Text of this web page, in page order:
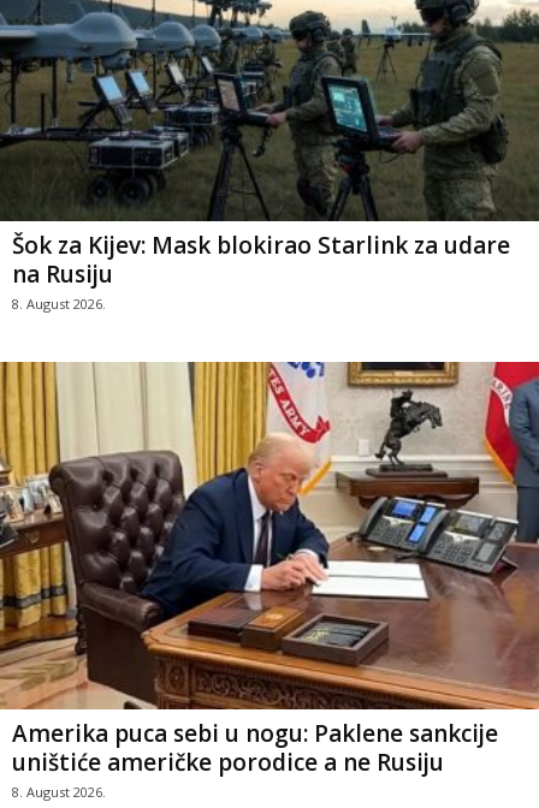
Šok za Kijev: Mask blokirao Starlink za udare
na Rusiju
8. August 2026.
Amerika puca sebi u nogu: Paklene sankcije
uništiće američke porodice a ne Rusiju
8. August 2026.